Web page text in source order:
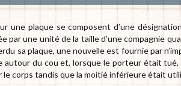
une plaque se composent d’une
par une unité de la taille d’une compagnie
sa plaque, une nouvelle est fournie par
du cou et, lorsque le porteur était
corps tandis que la moitié inférieure était